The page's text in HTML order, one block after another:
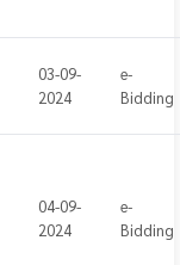
03-09-
2024
e-
Bidding
04-09-
2024
e-
Bidding